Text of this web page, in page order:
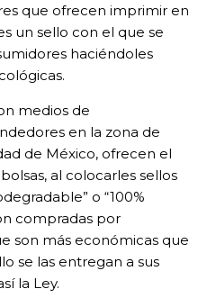
que ofrecen imprimir en
un sello con el que se
haciéndoles
medios de
en la zona de
de México, ofrecen el
al colocarles sellos
o “100%
compradas por
son más económicas que
se las entregan a sus
la Ley.